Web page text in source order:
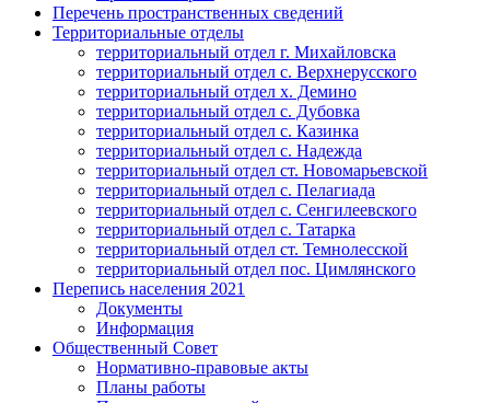
Перечень пространственных сведений
Территориальные отделы
территориальный отдел г. Михайловска
территориальный отдел с. Верхнерусского
территориальный отдел х. Демино
территориальный отдел с. Дубовка
территориальный отдел с. Казинка
территориальный отдел с. Надежда
территориальный отдел ст. Новомарьевской
территориальный отдел с. Пелагиада
территориальный отдел с. Сенгилеевского
территориальный отдел с. Татарка
территориальный отдел ст. Темнолесской
территориальный отдел пос. Цимлянского
Перепись населения 2021
Документы
Информация
Общественный Совет
Нормативно-правовые акты
Планы работы